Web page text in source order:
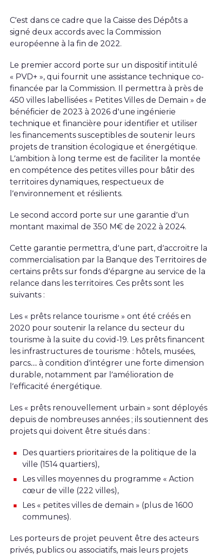
C’est dans ce cadre que la Caisse des Dépôts a
signé deux accords avec la Commission
européenne à la fin de 2022.
Le premier accord porte sur un dispositif intitulé
« PVD+ », qui fournit une assistance technique co-
financée par la Commission. Il permettra à près de
450 villes labellisées « Petites Villes de Demain » de
bénéficier de 2023 à 2026 d'une ingénierie
technique et financière pour identifier et utiliser
les financements susceptibles de soutenir leurs
projets de transition écologique et énergétique.
L’ambition à long terme est de faciliter la montée
en compétence des petites villes pour bâtir des
territoires dynamiques, respectueux de
l’environnement et résilients.
Le second accord porte sur une garantie d’un
montant maximal de 350 M€ de 2022 à 2024.
Cette garantie permettra, d’une part, d’accroitre la
commercialisation par la Banque des Territoires de
certains prêts sur fonds d’épargne au service de la
relance dans les territoires. Ces prêts sont les
suivants :
Les « prêts relance tourisme » ont été créés en
2020 pour soutenir la relance du secteur du
tourisme à la suite du covid-19. Les prêts financent
les infrastructures de tourisme : hôtels, musées,
parcs… à condition d’intégrer une forte dimension
durable, notamment par l’amélioration de
l’efficacité énergétique.
Les « prêts renouvellement urbain » sont déployés
depuis de nombreuses années ; ils soutiennent des
projets qui doivent être situés dans :
Des quartiers prioritaires de la politique de la
ville (1514 quartiers),
Les villes moyennes du programme « Action
cœur de ville (222 villes),
Les « petites villes de demain » (plus de 1600
communes).
Les porteurs de projet peuvent être des acteurs
privés, publics ou associatifs, mais leurs projets